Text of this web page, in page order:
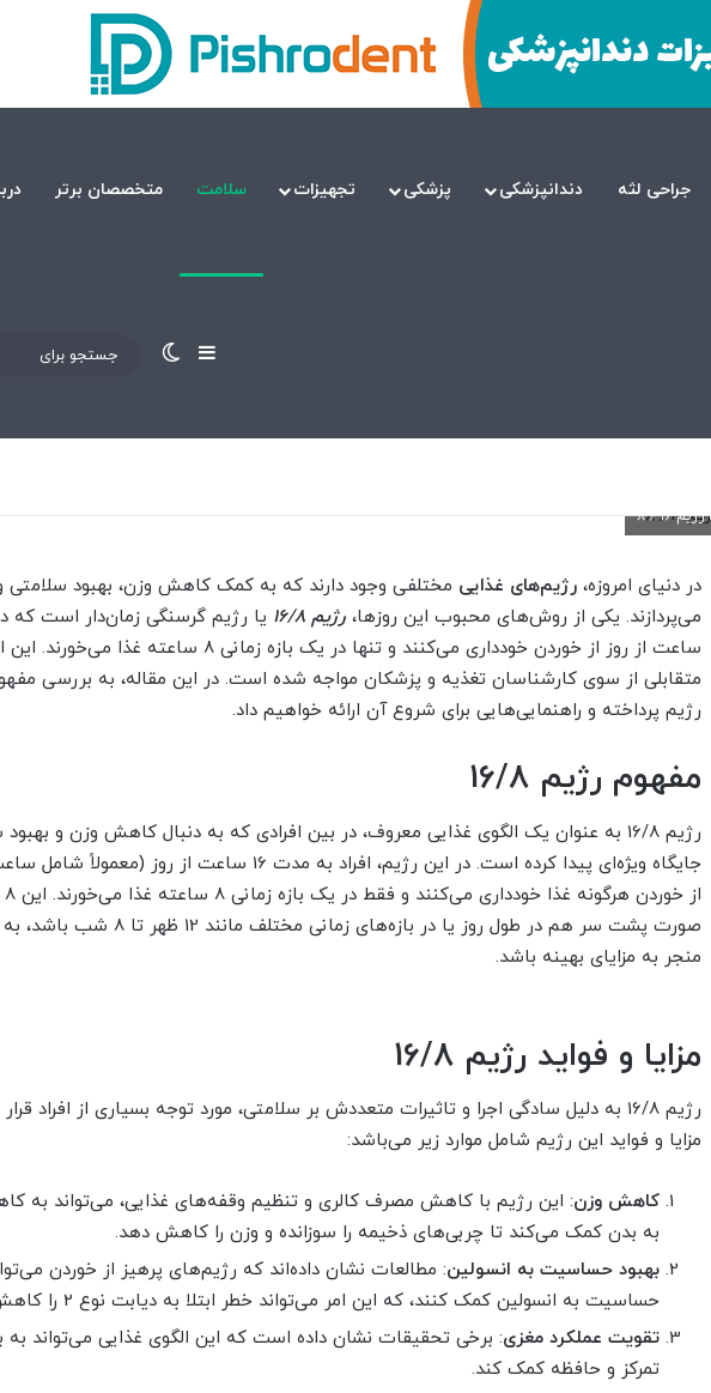
جراحی لثه دندانپزشکی پزشکی تجهیزات سلامت متخصصان برتر
نوارکناریتغییر پوسته
رژیم 16 / 8
در دنیای امروزه،رژیم‌های غذایی مختلفی وجود دارند که به کمک کاهش وزن، بهبود سلامتی
می‌پردازند. یکی از روش‌های محبوب این روزها،رژیم 16/8
ساعت از روز از خوردن خودداری می‌کنند و تنها در یک بازه
متقابلی از سوی کارشناسان تغذیه و پزشکان مواجه شده است. در این مقاله، به بررسی
رژیم پرداخته و راهنمایی‌هایی برای شروع آن ارائه خواهیم داد.
مفهوم رژیم 16/8
رژیم 16/8 به عنوان یک الگوی غذایی معروف، در بین افرادی که به دنبال کاهش وزن و
جایگاه ویژه‌ای پیدا کرده است. در این رژیم، افراد به مدت 16
صورت پشت سر هم در طول روز یا در
منجر به مزایای بهینه باشد.
مزایا و فواید رژیم 16/8
رژیم 16/8 به دلیل سادگی اجرا و تاثیرات متعددش بر سلامتی، مورد توجه بسیاری از افراد
مزایا و فواید این رژیم شامل موارد زیر می‌باشد:
کاهش وزن: این رژیم با کاهش مصرف کالری و تنظیم وقفه‌های غذایی، می‌تواند به
به بدن کمک می‌کند تا چربی‌های ذخیمه را سوزانده و وزن را کاهش دهد.
بهبود حساسیت به انسولین: مطالعات نشان داده‌اند که رژیم‌های پرهیز از خوردن
حساسیت به انسولین کمک کنند، که این امر می‌تواند خطر ابتلا به دیابت نوع 2 را کاهش دهد.
تقویت عملکرد مغزی: برخی تحقیقات نشان داده است که این الگوی غذایی می‌تواند به
تمرکز و حافظه کمک کند.